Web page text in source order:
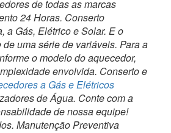
de todas as marcas
24 Horas. Conserto
a Gás, Elétrico e Solar. E o
uma série de variáveis. Para a
o modelo do aquecedor,
envolvida. Conserto e
a Gás e Elétricos
de Água. Conte com a
de nossa equipe!
Manutenção Preventiva